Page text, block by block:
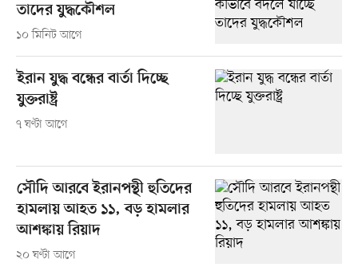
তাদের যুদ্ধকৌশল
১০ মিনিট আগে
ইরান যুদ্ধ বন্ধের বার্তা দিচ্ছে
যুক্তরাষ্ট্র
৭ ঘণ্টা আগে
সৌদি আরবে ইরানপন্থী হুতিদের
হামলায় আহত ১১, বড় হামলার
আশঙ্কায় রিয়াদ
২০ ঘণ্টা আগে